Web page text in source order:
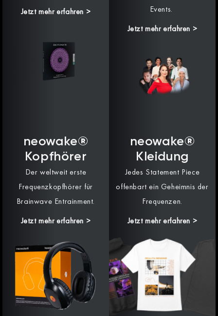
Jetzt mehr erfahren >
Events.
Jetzt mehr erfahren >
neowake®
Kopfhörer
Der weltweit erste
Frequenzkopfhörer für
Brainwave Entrainment.
Jetzt mehr erfahren >
neowake®
Kleidung
Jedes Statement Piece
offenbart ein Geheimnis der
Frequenzen.
Jetzt mehr erfahren >